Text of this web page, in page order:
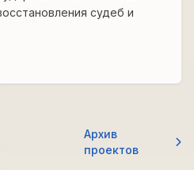
судеб и
Архив
проектов